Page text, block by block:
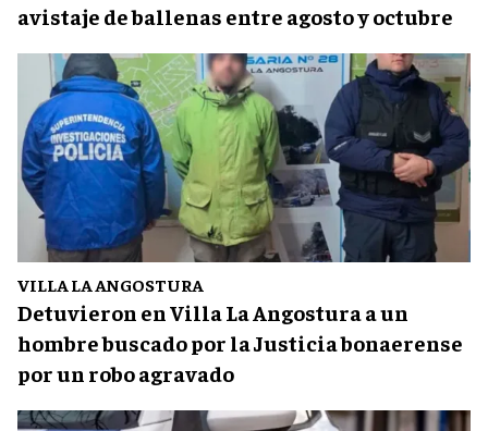
avistaje de ballenas entre agosto y octubre
VILLA LA ANGOSTURA
Detuvieron en Villa La Angostura a un
hombre buscado por la Justicia bonaerense
por un robo agravado